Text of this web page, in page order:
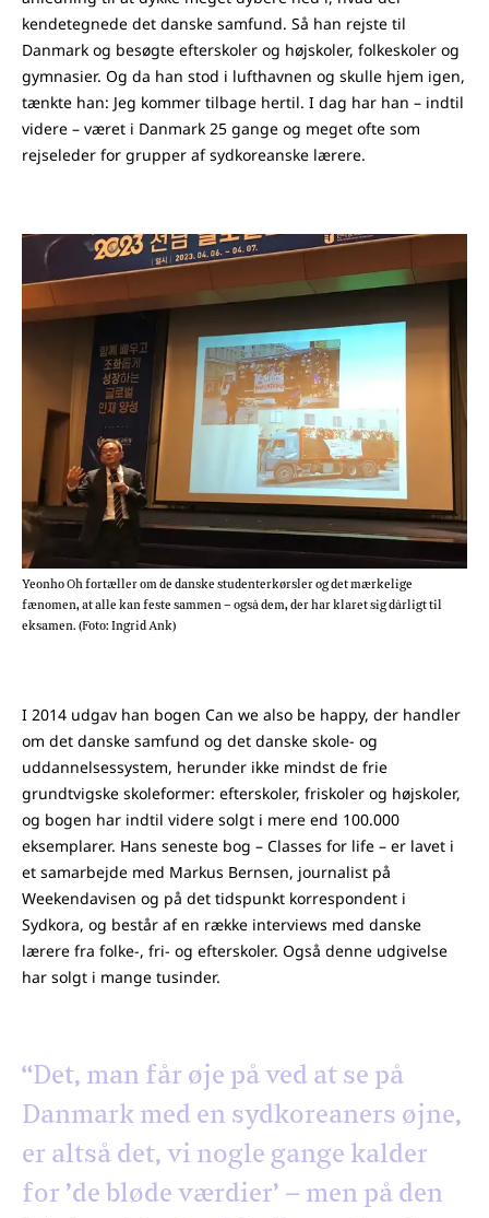
kendetegnede det danske samfund. Så han rejste til
Danmark og besøgte efterskoler og højskoler, folkeskoler og
gymnasier. Og da han stod i lufthavnen og skulle hjem igen,
tænkte han: Jeg kommer tilbage hertil. I dag har han – indtil
videre – været i Danmark 25 gange og meget ofte som
rejseleder for grupper af sydkoreanske lærere.
Yeonho Oh fortæller om de danske studenterkørsler og det mærkelige
fænomen, at alle kan feste sammen – også dem, der har klaret sig dårligt til
eksamen. (Foto: Ingrid Ank)
I 2014 udgav han bogen Can we also be happy, der handler
om det danske samfund og det danske skole- og
uddannelsessystem, herunder ikke mindst de frie
grundtvigske skoleformer: efterskoler, friskoler og højskoler,
og bogen har indtil videre solgt i mere end 100.000
eksemplarer. Hans seneste bog – Classes for life – er lavet i
et samarbejde med Markus Bernsen, journalist på
Weekendavisen og på det tidspunkt korrespondent i
Sydkora, og består af en række interviews med danske
lærere fra folke-, fri- og efterskoler. Også denne udgivelse
har solgt i mange tusinder.
“Det, man får øje på ved at se på
Danmark med en sydkoreaners øjne,
er altså det, vi nogle gange kalder
for ’de bløde værdier’ – men på den